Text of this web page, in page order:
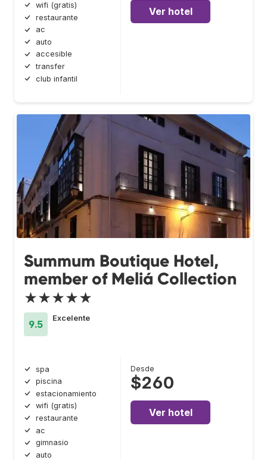
wifi (gratis)
restaurante
ac
auto
accesible
transfer
club infantil
Ver hotel
Summum Boutique Hotel,
member of Meliá Collection
★★★★★
9.5
Excelente
spa
piscina
estacionamiento
wifi (gratis)
restaurante
ac
gimnasio
auto
Desde
$260
Ver hotel